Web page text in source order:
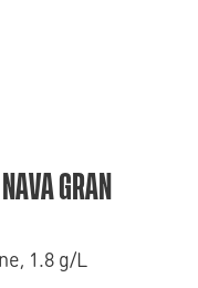
GRAN
1.8 g/L